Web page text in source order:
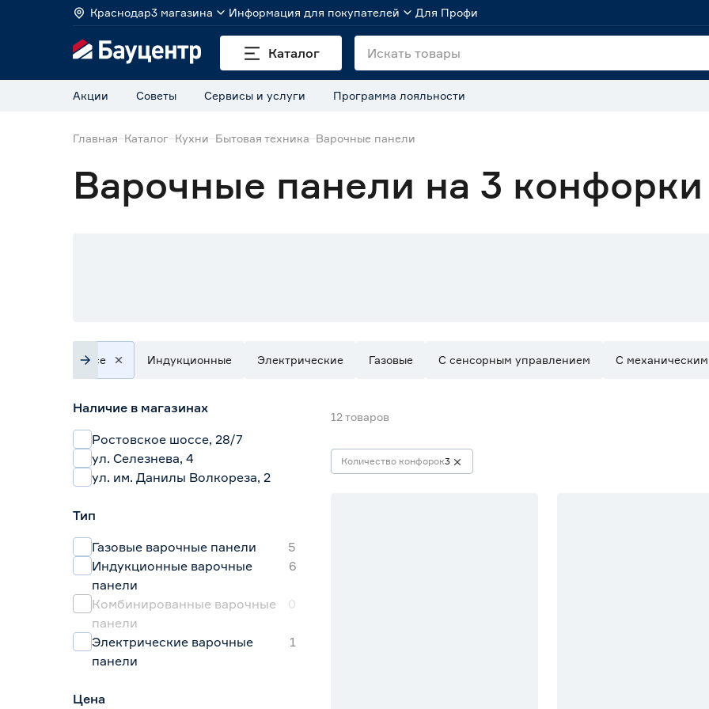
Краснодар3 магазина Информация для покупателей Для Профи
Каталог
Акции Советы Сервисы и услуги Программа лояльности
Главная Каталог Кухни Бытовая техника Варочные панели
Варочные панели на 3 конфорки
Все Индукционные Электрические Газовые С сенсорным управлением С
Наличие в магазинах
Ростовское шоссе, 28/7
ул. Селезнева, 4
ул. им. Данилы Волкореза, 2
Тип
Газовые варочные панели
5
Индукционные варочные
панели
6
Комбинированные варочные
панели
0
Электрические варочные
панели
1
Цена
12 товаров
Количество конфорок3